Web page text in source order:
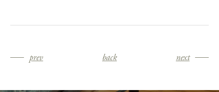
prev back next